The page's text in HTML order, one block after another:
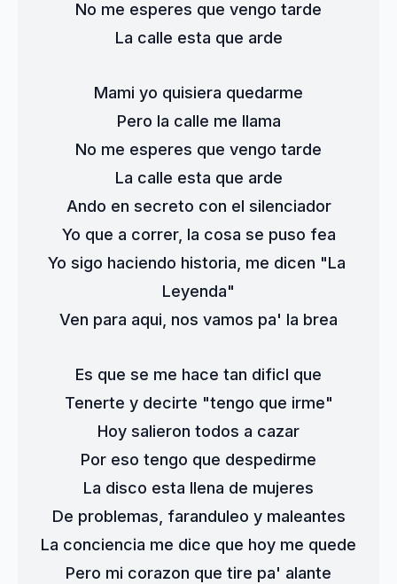
No me esperes que vengo tarde
La calle esta que arde
Mami yo quisiera quedarme
Pero la calle me llama
No me esperes que vengo tarde
La calle esta que arde
Ando en secreto con el silenciador
Yo que a correr, la cosa se puso fea
Yo sigo haciendo historia, me dicen "La
Leyenda"
Ven para aqui, nos vamos pa' la brea
Es que se me hace tan dificl que
Tenerte y decirte "tengo que irme"
Hoy salieron todos a cazar
Por eso tengo que despedirme
La disco esta llena de mujeres
De problemas, faranduleo y maleantes
La conciencia me dice que hoy me quede
Pero mi corazon que tire pa' alante